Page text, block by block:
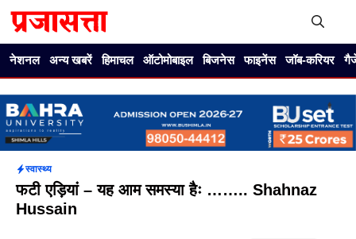
नेशनल अन्य खबरें हिमाचल ऑटोमोबाइल बिजनेस फाइनेंस जॉब-करियर
स्वास्थ्य
फटी एड़ियां – यह आम समस्या हैः …….. Shahnaz
Hussain